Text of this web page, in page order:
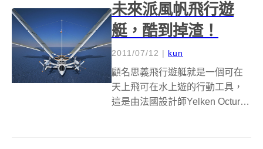
未來派風帆飛行遊
艇，酷到掉渣！
2011/07/12 | kun
顧名思義飛行遊艇就是一個可在
天上飛可在水上遊的行動工具，
這是由法國設計師Yelken Octuri